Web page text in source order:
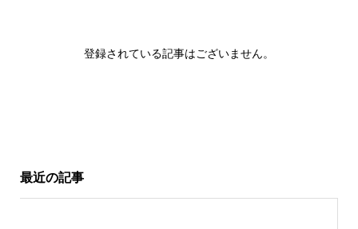
登録されている記事はございません。
最近の記事